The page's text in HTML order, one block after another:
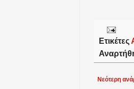
Ετικέτες
Νεότερη